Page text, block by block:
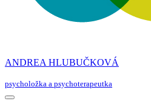
ANDREA HLUBUČKOVÁ
psycholožka a psychoterapeutka